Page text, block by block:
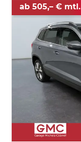
ab 505,– € mtl.